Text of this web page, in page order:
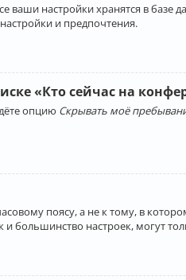
ваши настройки хранятся в
и предпочтения.
«Кто сейчас на
опцию Скрывать моё
поясу, а не к тому, в
и большинство настроек, могут